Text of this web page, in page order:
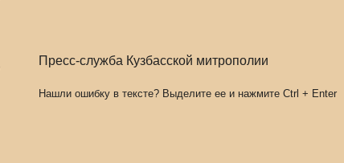
Пресс-служба Кузбасской митрополии
Нашли ошибку в тексте? Выделите ее и нажмите Ctrl + Enter